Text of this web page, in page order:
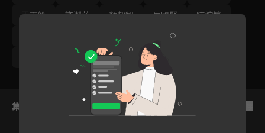
王丁筑
許瀞蔆 顏邦智 馬國賢
陳婉婷
璟宣
集數列表